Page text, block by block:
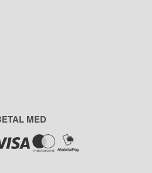
MED